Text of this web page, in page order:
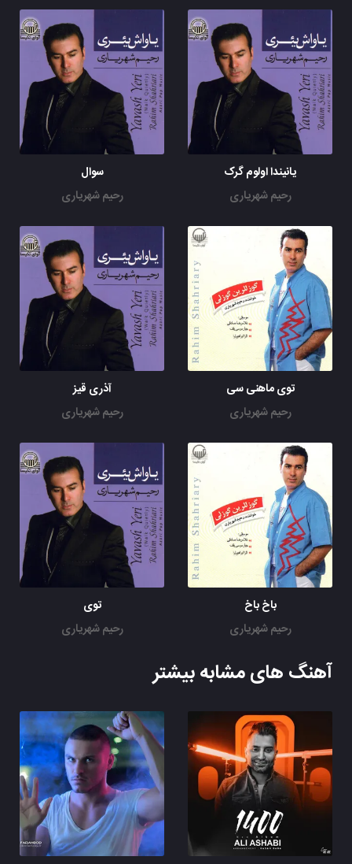
یانیندا اولوم گرک
رحیم شهریاری
سوال
رحیم شهریاری
توی ماهنی سی
رحیم شهریاری
آذری قیز
رحیم شهریاری
باخ باخ
رحیم شهریاری
توی
رحیم شهریاری
آهنگ های مشابه بیشتر